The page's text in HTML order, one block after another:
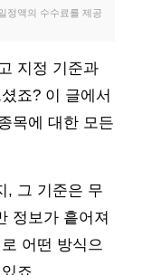
정액의 수수료를 제공
지정 기준과
죠? 이 글에서
목에 대한 모든
, 그 기준은 무
정보가 흩어져
어떤 방식으